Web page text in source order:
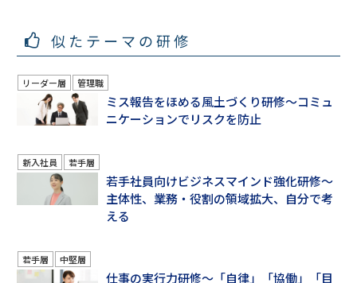
似たテーマの研修
リーダー層 管理職
ミス報告をほめる風土づくり研修～コミュ
ニケーションでリスクを防止
新入社員 若手層
若手社員向けビジネスマインド強化研修～
主体性、業務・役割の領域拡大、自分で考
える
若手層 中堅層
仕事の実行力研修～「自律」「協働」「目